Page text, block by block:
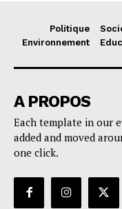
Politique
Environnement
A PROPOS
Each template in our
added and moved
one click.